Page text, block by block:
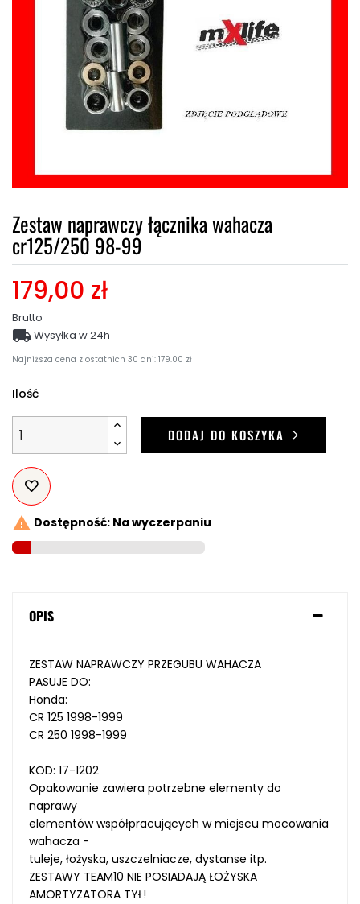
Zestaw naprawczy łącznika wahacza
cr125/250 98-99
179,00 zł
Brutto
Najniższa cena z ostatnich 30 dni: 179.00 zł
 Wysyłka w 24h
Ilość
DODAJ DO KOSZYKA
 Dostępność: Na wyczerpaniu
OPIS
ZESTAW NAPRAWCZY PRZEGUBU WAHACZA
PASUJE DO:
Honda:
CR 125 1998-1999
CR 250 1998-1999
KOD: 17-1202
Opakowanie zawiera potrzebne elementy do
naprawy
elementów współpracujących w miejscu mocowania
wahacza -
tuleje, łożyska, uszczelniacze, dystanse itp.
ZESTAWY TEAM10 NIE POSIADAJĄ ŁOŻYSKA
AMORTYZATORA TYŁ!